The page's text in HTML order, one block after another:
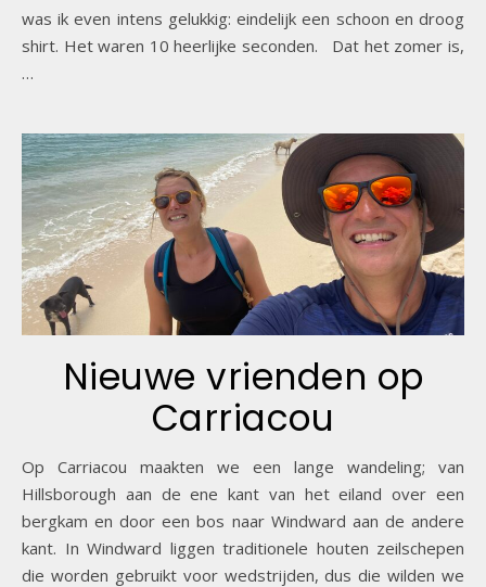
was ik even intens gelukkig: eindelijk een schoon en droog
shirt. Het waren 10 heerlijke seconden. Dat het zomer is,
…
Nieuwe vrienden op
Carriacou
Op Carriacou maakten we een lange wandeling; van
Hillsborough aan de ene kant van het eiland over een
bergkam en door een bos naar Windward aan de andere
kant. In Windward liggen traditionele houten zeilschepen
die worden gebruikt voor wedstrijden, dus die wilden we